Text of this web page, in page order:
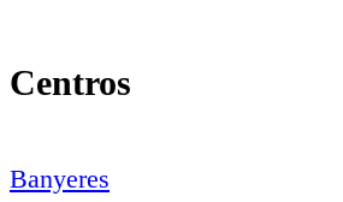
Centros
Banyeres